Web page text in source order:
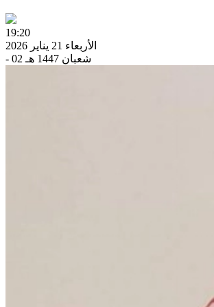
19:20
الأربعاء 21 يناير 2026
- 02 شعبان 1447 هـ